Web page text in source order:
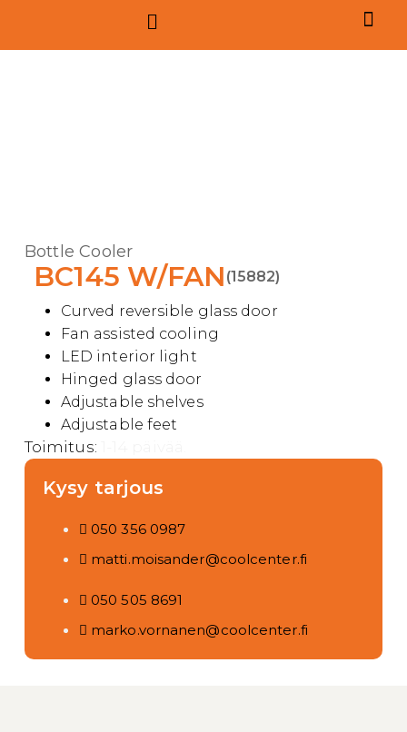
Bottle Cooler
BC145 W/FAN (15882)
Curved reversible glass door
Fan assisted cooling
LED interior light
Hinged glass door
Adjustable shelves
Adjustable feet
Toimitus:
Kysy tarjous
050 356 0987
matti.moisander@coolcenter.fi
050 505 8691
marko.vornanen@coolcenter.fi